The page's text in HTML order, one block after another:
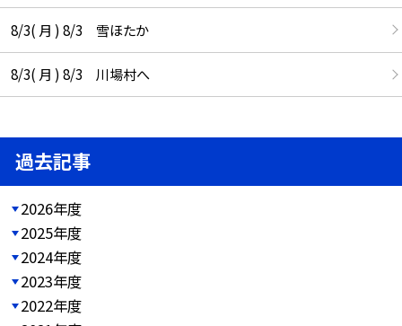
8/3( 月 ) 8/3 雪ほたか
8/3( 月 ) 8/3 川場村へ
過去記事
2026年度
2025年度
2024年度
2023年度
2022年度